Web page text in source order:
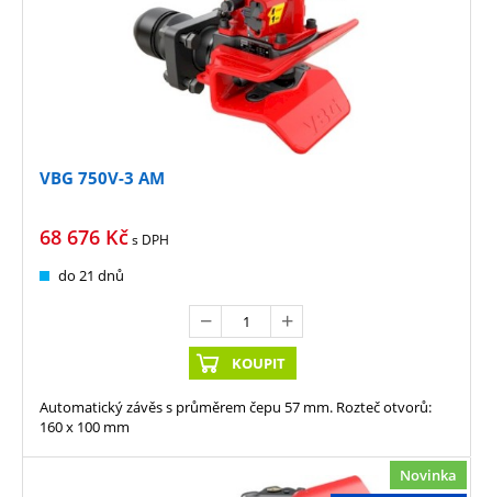
VBG 750V-3 AM
68 676 Kčs DPH
do 21 dnů
KOUPIT
Automatický závěs s průměrem čepu 57 mm. Rozteč otvorů:
160 x 100 mm
Novinka